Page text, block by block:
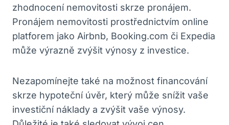
zhodnocení nemovitosti skrze pronájem.
Pronájem ‌nemovitosti prostřednictvím ‍online
‌platforem jako Airbnb, Booking.com či⁣ Expedia
může výrazně zvýšit ​výnosy z investice.
Nezapomínejte také na možnost​ financování
skrze hypoteční úvěr, který může snížit⁣ vaše
investiční‍ náklady a ‌zvýšit ‍vaše výnosy.